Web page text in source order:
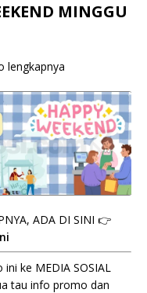
MINGGU
lengkapnya
ADA DI SINI 👉
ke MEDIA SOSIAL
tau info promo dan